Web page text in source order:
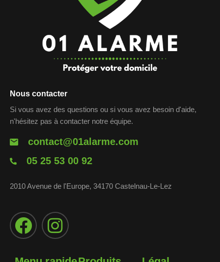
Nous contacter
Si vous avez des questions ou si vous avez besoin d'aide,
n'hésitez pas à contacter notre équipe.
contact@01alarme.com
05 25 53 00 92
2010 Avenue de l'Europe, 34170 Castelnau-Le-Lez